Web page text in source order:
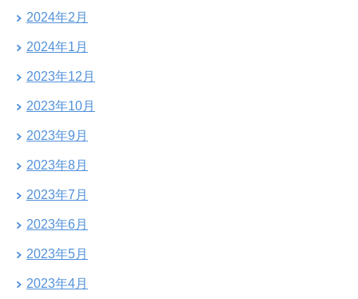
2024年2月
2024年1月
2023年12月
2023年10月
2023年9月
2023年8月
2023年7月
2023年6月
2023年5月
2023年4月